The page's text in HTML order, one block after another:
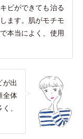
ビができても治る
ます。肌がモチモ
本当によく、使用
が出
全体
、